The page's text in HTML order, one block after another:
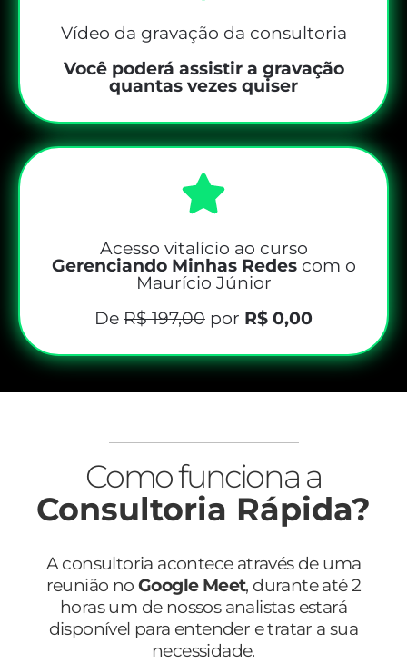
Vídeo da gravação da consultoria
Você poderá assistir a gravação
quantas vezes quiser
Acesso vitalício ao curso
Gerenciando Minhas Redescom o
Maurício Júnior
De R$ 197,00 por R$ 0,00
Como funciona a
Consultoria Rápida?
A consultoria acontece através de uma
reunião no Google Meet, durante até 2
horas um de nossos analistas estará
disponível para entender e tratar a sua
necessidade.